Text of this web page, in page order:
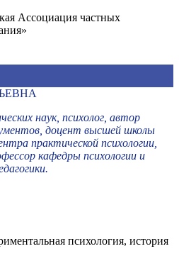
Ассоциация частных
наук, психолог, автор
доцент высшей школы
практической психологии,
кафедры психологии и
психология, история